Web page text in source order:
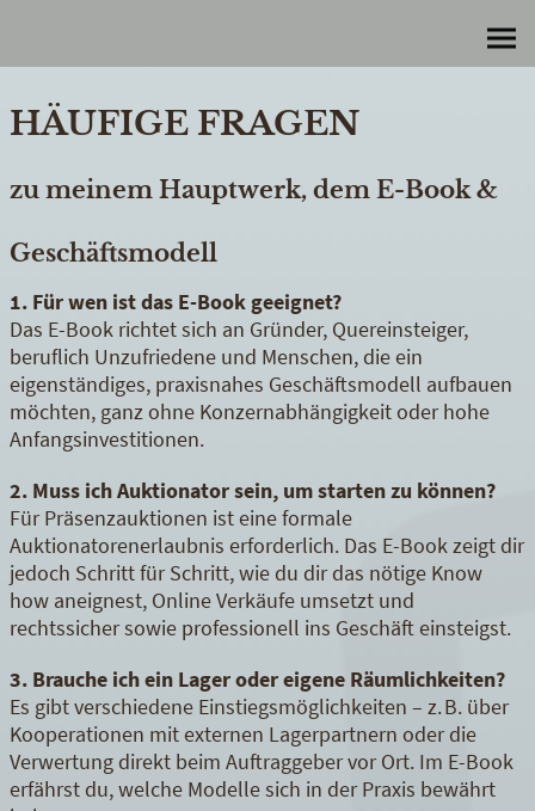
HÄUFIGE FRAGEN
zu meinem Hauptwerk, dem E-Book &
Geschäftsmodell
1. Für wen ist das E-Book geeignet?
Das E-Book richtet sich an Gründer, Quereinsteiger,
beruflich Unzufriedene und Menschen, die ein
eigenständiges, praxisnahes Geschäftsmodell aufbauen
möchten, ganz ohne Konzernabhängigkeit oder hohe
Anfangsinvestitionen.
2. Muss ich Auktionator sein, um starten zu können?
Für Präsenzauktionen ist eine formale
Auktionatorenerlaubnis erforderlich. Das E-Book zeigt dir
jedoch Schritt für Schritt, wie du dir das nötige Know
how aneignest, Online Verkäufe umsetzt und
rechtssicher sowie professionell ins Geschäft einsteigst.
3. Brauche ich ein Lager oder eigene Räumlichkeiten?
Es gibt verschiedene Einstiegsmöglichkeiten – z. B. über
Kooperationen mit externen Lagerpartnern oder die
Verwertung direkt beim Auftraggeber vor Ort. Im E-Book
erfährst du, welche Modelle sich in der Praxis bewährt